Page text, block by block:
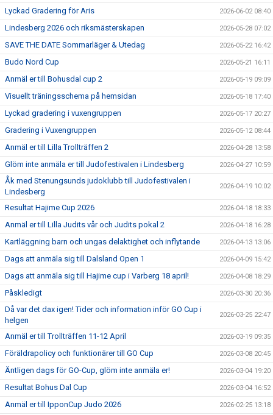
Lyckad Gradering för Aris 2026-06-02 08:40
Lindesberg 2026 och riksmästerskapen 2026-05-28 07:02
SAVE THE DATE Sommarläger & Utedag 2026-05-22 16:42
Budo Nord Cup 2026-05-21 16:11
Anmäl er till Bohusdal cup 2 2026-05-19 09:09
Visuellt träningsschema på hemsidan 2026-05-18 17:40
Lyckad gradering i vuxengruppen 2026-05-17 20:27
Gradering i Vuxengruppen 2026-05-12 08:44
Anmäl er till Lilla Trollträffen 2 2026-04-28 13:58
Glöm inte anmäla er till Judofestivalen i Lindesberg 2026-04-27 10:59
Åk med Stenungsunds judoklubb till Judofestivalen i
Lindesberg
2026-04-19 10:02
Resultat Hajime Cup 2026 2026-04-18 18:33
Anmäl er till Lilla Judits vår och Judits pokal 2 2026-04-18 16:28
Kartläggning barn och ungas delaktighet och inflytande 2026-04-13 13:06
Dags att anmäla sig till Dalsland Open 1 2026-04-09 15:42
Dags att anmäla sig till Hajime cup i Varberg 18 april! 2026-04-08 18:29
Påskledigt 2026-03-30 20:36
Då var det dax igen! Tider och information inför GO Cup i
helgen
2026-03-25 22:47
Anmäl er till Trollträffen 11-12 April 2026-03-19 09:35
Föräldrapolicy och funktionärer till GO Cup 2026-03-08 20:45
Äntligen dags för GO-Cup, glöm inte anmäla er! 2026-03-04 19:20
Resultat Bohus Dal Cup 2026-03-04 16:52
Anmäl er till IpponCup Judo 2026 2026-02-25 13:18